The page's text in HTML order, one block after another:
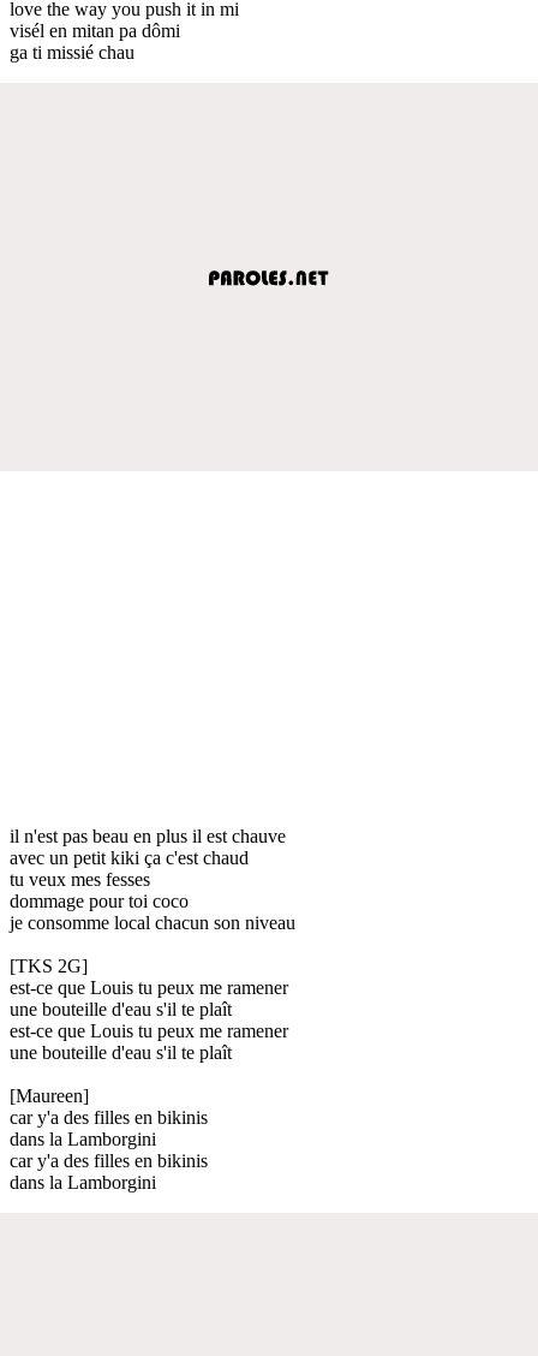
love the way you push it in mi
visél en mitan pa dômi
ga ti missié chau
il n'est pas beau en plus il est chauve
avec un petit kiki ça c'est chaud
tu veux mes fesses
dommage pour toi coco
je consomme local chacun son niveau
[TKS 2G]
est-ce que Louis tu peux me ramener
une bouteille d'eau s'il te plaît
est-ce que Louis tu peux me ramener
une bouteille d'eau s'il te plaît
[Maureen]
car y'a des filles en bikinis
dans la Lamborgini
car y'a des filles en bikinis
dans la Lamborgini